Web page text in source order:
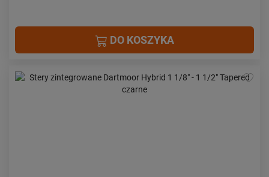
DO KOSZYKA